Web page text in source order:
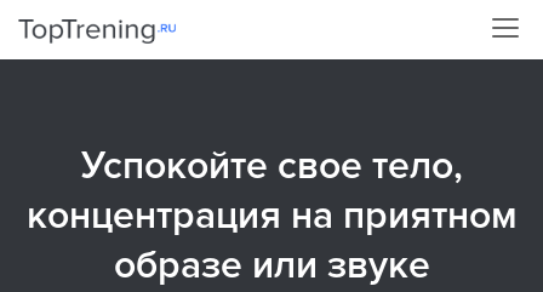
Успокойте свое тело,
концентрация на приятном
образе или звуке